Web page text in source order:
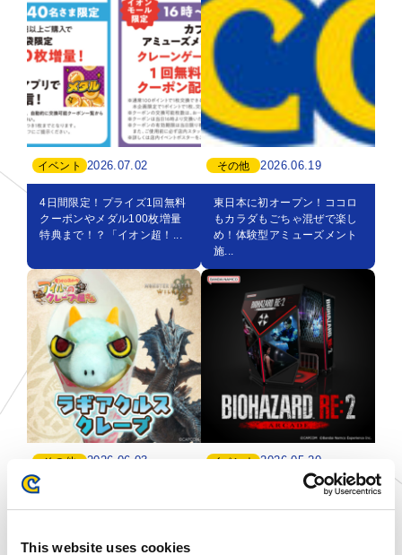
This website uses cookies
イベント 2026.07.02
4日間限定！プライズ1回無料
クーポンやメダル100枚増量
特典まで！？「イオン超！...
その他 2026.06.19
東日本に初オープン！ココロ
もカラダもごちゃ混ぜで楽し
め！体験型アミューズメント
施...
その他 2026.06.03
ニューに新作が登場！『モン
り...
イベント 2026.05.20
新作アーケードゲーム
『BIOHAZARD RE:2